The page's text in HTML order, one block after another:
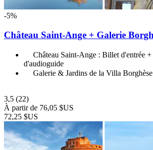
-5%
Château Saint-Ange + Galerie
Château Saint-Ange : Billet d'entrée
d'audioguide
Galerie & Jardins de la Villa
3,5 (22)
À partir de 76,05 $US
72,25 $US